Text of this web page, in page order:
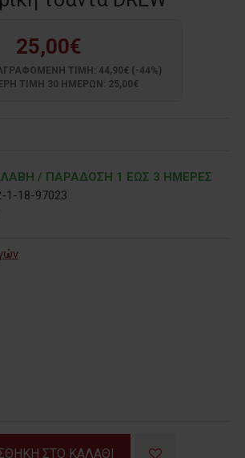
25,00€
ΤΙΜΗ: 44,90€ (-44%)
ΤΙΜΗ 30 ΗΜΕΡΩΝ: 25,00€
ΣΤΟ ΚΑΛΑΘΙ
/ ΠΑΡΑΔOΣΗ 1 ΕΩΣ 3 ΗΜΕΡΕΣ
1-18-97023